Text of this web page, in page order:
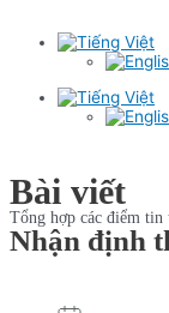
Bài viết
Tổng hợp các điểm
Nhận định